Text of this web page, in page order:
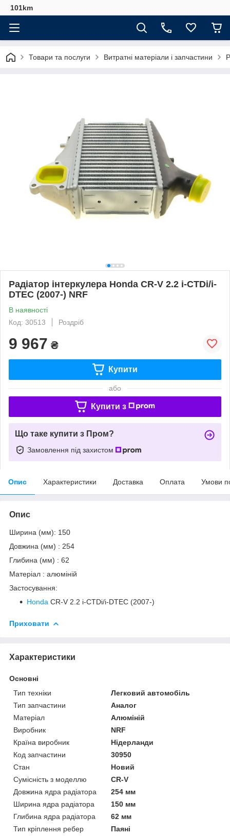
101km
Товари та послуги Витратні матеріали і запчастини
Радіатор інтеркулера Honda CR-V 2.2 i-CTDi/i-
DTEC (2007-) NRF
В наявності
Код: 30513
Роздріб
9 967 ₴
Купити
або
Купити з
Що таке купити з Пром?
Замовлення під захистом
Опис Характеристики Доставка Оплата Умови
Опис
Ширина (мм): 150
Довжина (мм) : 254
Глибина (мм) : 62
Матеріал : алюміній
Застосування:
Honda CR-V 2.2 i-CTDi/i-DTEC (2007-)
Приховати
Характеристики
Основні
Тип техніки
Легковий автомобіль
Тип запчастини
Аналог
Матеріал
Алюміній
Виробник
NRF
Країна виробник
Нідерланди
Код запчастини
30950
Стан
Новий
Сумісність з моделлю
CR-V
Довжина ядра радіатора
254 мм
Ширина ядра радіатора
150 мм
Глибина ядра радіатора
62 мм
Тип кріплення ребер
Паяні